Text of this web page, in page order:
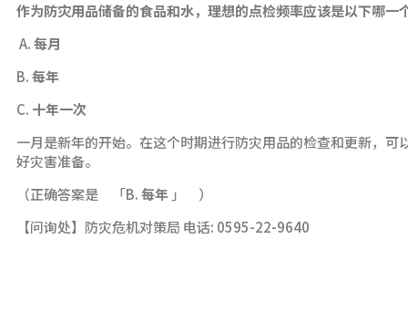
作为防灾用品储备的食品和水，理想的点检频率应该是以下哪一
A.每月
B.每年
C. 十年一次
一月是新年的开始。在这个时期进行防灾用品的检查和更新，
好灾害准备。
（正确答案是 「B.每年 」 ）
【问询处】防灾危机对策局 电话: 0595-22-9640